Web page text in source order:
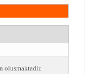
olusmaktadir.